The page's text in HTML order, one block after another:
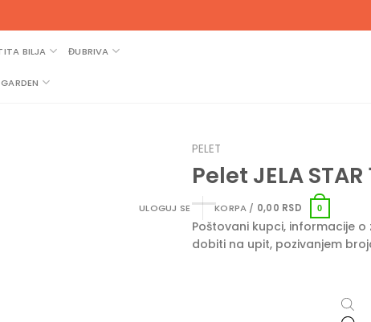
BILJA ĐUBRIVA
GARDEN
ULOGUJ SE KORPA / 0,00 RSD 0
PELET
Pelet JELA STAR
Poštovani kupci, informacije
dobiti na upit, pozivanjem